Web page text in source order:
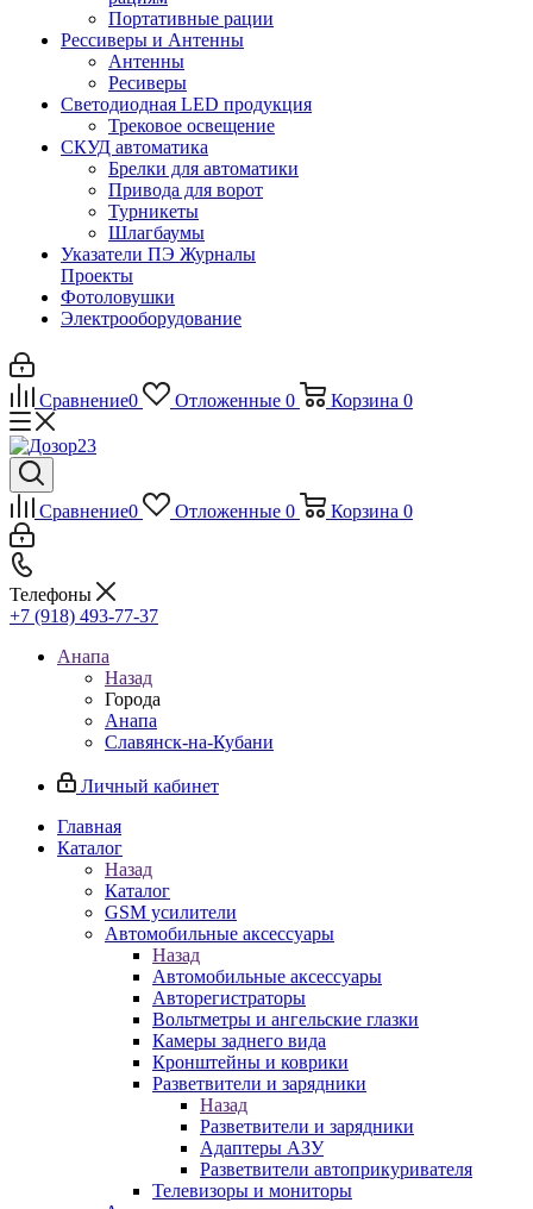
Портативные рации
Рессиверы и Антенны
Антенны
Ресиверы
Светодиодная LED продукция
Трековое освещение
СКУД автоматика
Брелки для автоматики
Привода для ворот
Турникеты
Шлагбаумы
Указатели ПЭ Журналы
Проекты
Фотоловушки
Электрооборудование
Сравнение0 Отложенные 0 Корзина 0
Сравнение0 Отложенные 0 Корзина 0
Телефоны
+7 (918) 493-77-37
Анапа
Назад
Города
Анапа
Славянск-на-Кубани
Личный кабинет
Главная
Каталог
Назад
Каталог
GSM усилители
Автомобильные аксессуары
Назад
Автомобильные аксессуары
Авторегистраторы
Вольтметры и ангельские глазки
Камеры заднего вида
Кронштейны и коврики
Разветвители и зарядники
Назад
Разветвители и зарядники
Адаптеры АЗУ
Разветвители автоприкуривателя
Телевизоры и мониторы